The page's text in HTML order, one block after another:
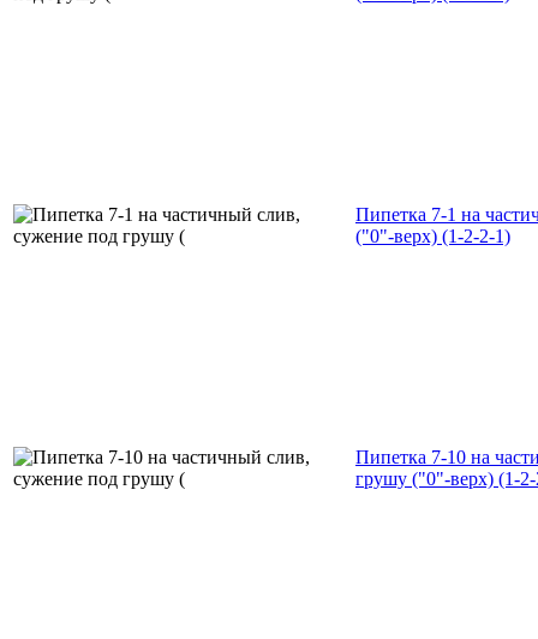
Пипетка 7-1 на
("0"-верх) (1-2-2-1)
Пипетка 7-10 на
грушу ("0"-верх) (1-